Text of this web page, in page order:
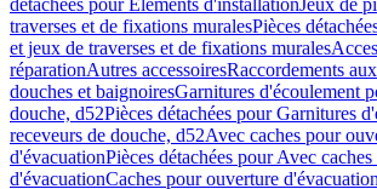
détachées pour Eléments d'installationJeux de
traverses et de fixations muralesPièces
et jeux de traverses et de fixations murales
réparationAutres accessoiresRaccordements
douches et baignoiresGarnitures d'écoulement
douche, d52Pièces détachées pour Garnitures
receveurs de douche, d52Avec caches pour
d'évacuationPièces détachées pour Avec
d'évacuationCaches pour ouverture d'évacuation